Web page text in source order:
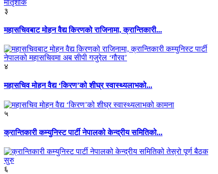
३
महासचिवबाट मोहन वैद्य किरणको राजिनामा, क्रान्तिकारी...
४
महासचिव मोहन वैद्य ‘किरण’को शीघ्र स्वास्थ्यलाभको...
५
क्रान्तिकारी कम्युनिस्ट पार्टी नेपालको केन्द्रीय समितिको...
६